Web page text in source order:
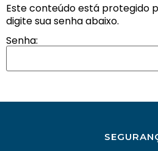
Este conteúdo está protegido
digite sua senha abaixo.
Senha: